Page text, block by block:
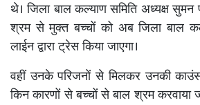
थे। जिला बाल कल्याण समिति अध्यक्ष सुमन
श्रम से मुक्त बच्चों को अब जिला बाल
लाईन द्वारा ट्रेस किया जाएगा।
वहीं उनके परिजनों से मिलकर उनकी
किन कारणों से बच्चों से बाल श्रम करवाया